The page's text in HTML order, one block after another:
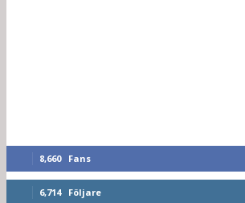
8,660 Fans
6,714 Följare